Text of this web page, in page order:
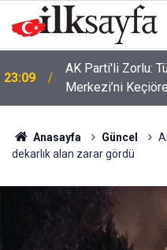
23:09
AK Parti'li Zorlu:
Merkezi’ni
Anasayfa Güncel
dekarlık alan zarar gördü